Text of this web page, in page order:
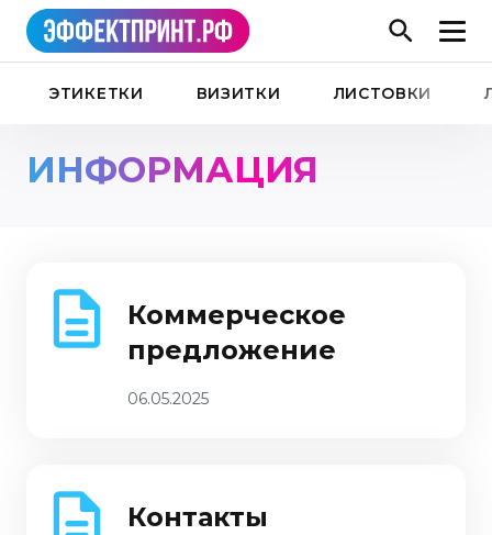
ЭТИКЕТКИ ВИЗИТКИ ЛИСТОВКИ
ИНФОРМАЦИЯ
Коммерческое
предложение
06.05.2025
Контакты